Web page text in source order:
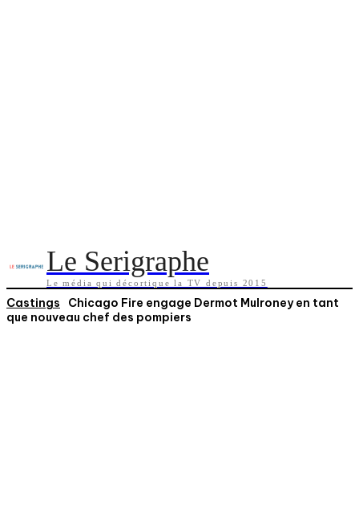
Le Serigraphe
Le média qui décortique la TV depuis 2015
Castings
Chicago Fire engage Dermot Mulroney en tant
que nouveau chef des pompiers